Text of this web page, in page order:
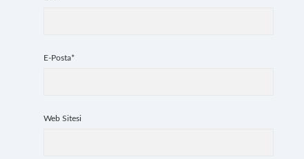
E-Posta*
Web Sitesi